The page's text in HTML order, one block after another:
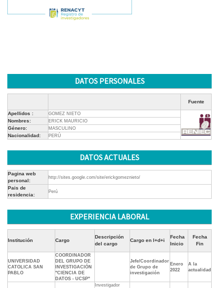
DATOS PERSONALES
Fuente
Apellidos : GOMEZ NIETO
Nombres: ERICK MAURICIO
Género: MASCULINO
Nacionalidad: PERÚ
DATOS ACTUALES
Pagina web
personal:
http://sites.google.com/site/erickgomeznieto/
Pais de
residencia:
Perú
EXPERIENCIA LABORAL
Institución Cargo
Descripción
del cargo
Cargo en I+d+i
Fecha
Inicio
Fecha
Fin
UNIVERSIDAD
CATOLICA SAN
PABLO
COORDINADOR
DEL GRUPO DE
INVESTIGACIÓN
"CIENCIA DE
DATOS - UCSP"
Jefe/Coordinador
de Grupo de
investigación
Enero
2022
A la
actualidad
Investigador